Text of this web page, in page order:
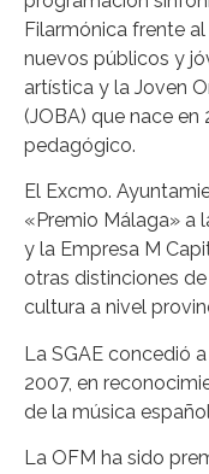
Filarmónica frente
nuevos públicos y
artística y la Joven
(JOBA) que nace
pedagógico.
El Excmo.
«Premio Málaga» a
y la Empresa M
otras distinciones
cultura a nivel
La SGAE concedió
2007, en
de la música
La OFM ha sido